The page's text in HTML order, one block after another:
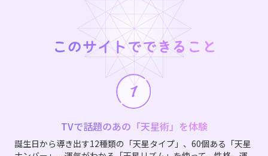
このサイトでできること
TVで話題のあの「天星術」を体験
誕生日から導き出す12種類の「天星タイプ」、60個ある「天星